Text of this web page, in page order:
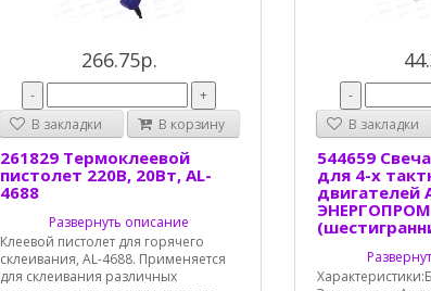
266.75р.
-
+
В закладки
В корзину
261829 Термоклеевой
пистолет 220В, 20Вт, AL-
4688
Развернуть описание
Клеевой пистолет для горячего
склеивания, AL-4688. Применяется
для склеивания различных
-
В закладки
544659
для 4-х
двигателей